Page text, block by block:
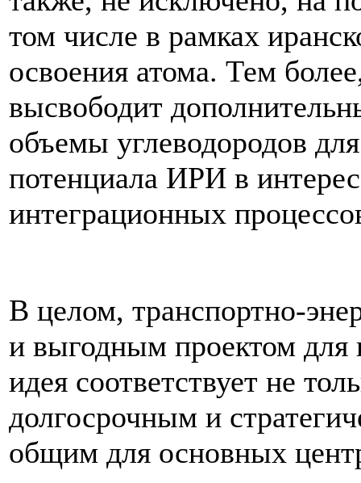
том числе в рамках
освоения атома. Тем
высвободит
объемы углеводородов
потенциала ИРИ в
интеграционных
В целом, транспортно-
и выгодным проектом для
идея соответствует не
долгосрочным и
общим для основных